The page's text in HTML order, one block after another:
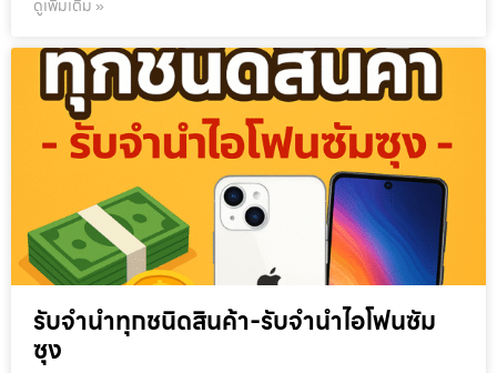
ดูเพิ่มเติม »
รับจำนำทุกชนิดสินค้า-รับจำนำไอโฟนซัม
ซุง